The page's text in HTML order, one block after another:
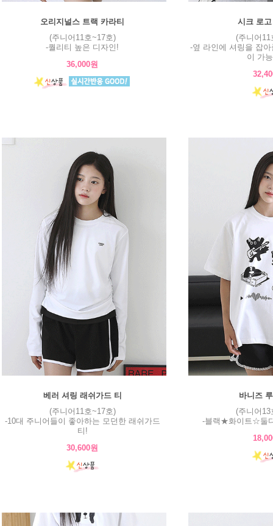
오리지널스 트랙 카라티
(주니어11호~17호)
-퀄리티 높은 디자인!
36,000원
시크 로
(주니어11
-옆 라인에 셔링을 잡
이 가
베러 셔링 래쉬가드 티
(주니어11호~17호)
-10대 주니어들이 좋아하는 모던한 래쉬가드
티!
30,600원
바니즈
(주니어13
-블랙★화이트☆둘